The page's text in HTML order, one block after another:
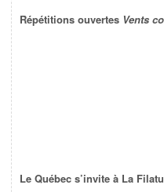
Répétitions ouvertes Vents
Le Québec s’invite à La